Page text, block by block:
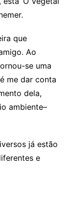
que
Ao
se uma
me dar conta
dela,
ambiente–
já estão
e